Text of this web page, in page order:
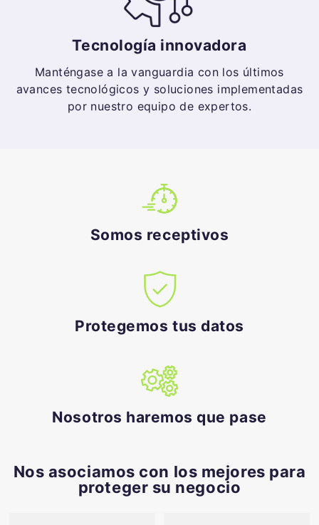
Tecnología innovadora
Manténgase a la vanguardia con los últimos
avances tecnológicos y soluciones implementadas
por nuestro equipo de expertos.
Somos receptivos
Protegemos tus datos
Nosotros haremos que pase
Nos asociamos con los mejores para
proteger su negocio